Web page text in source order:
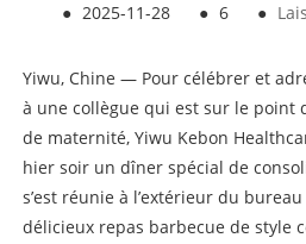
● 2025-11-28 ● 6 ●
Yiwu, Chine — Pour célébrer et
à une collègue qui est sur le point
de maternité, Yiwu Kebon
hier soir un dîner spécial de
s’est réunie à l’extérieur du
délicieux repas barbecue de style